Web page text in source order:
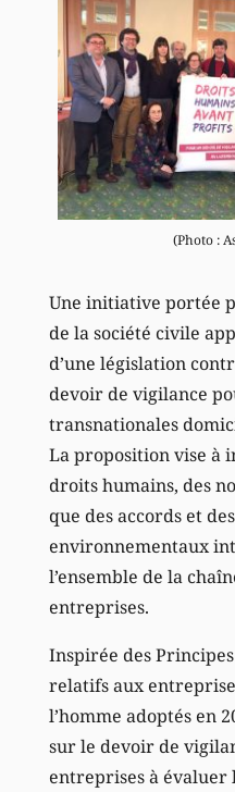
(Photo :
Une initiative portée
de la société civile
d’une législation
devoir de vigilance
transnationales
La proposition vise à
droits humains, des
que des accords et
environnementaux
l’ensemble de la
entreprises.
Inspirée des
relatifs aux
l’homme adoptés en
sur le devoir de
entreprises à évaluer